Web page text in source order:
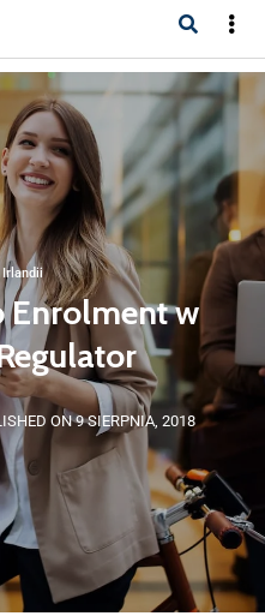
Enrolment w
ON 9 SIERPNIA, 2018